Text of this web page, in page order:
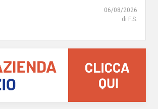
06/08/2026
di F.S.